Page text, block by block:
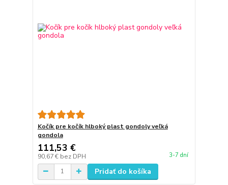
Kočík pre kočík hlboký plast gondoly veľká
gondola
111,53 €
90,67 € bez DPH 3-7 dní
Pridať do košíka